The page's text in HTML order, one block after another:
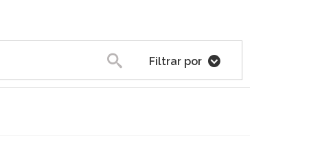
Pesquisa
Filtrar por